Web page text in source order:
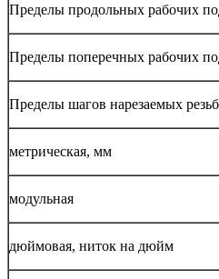
Пределы продольных рабочих
Пределы поперечных рабочих
Пределы шагов нарезаемых
метрическая, мм
модульная
дюймовая, ниток на дюйм